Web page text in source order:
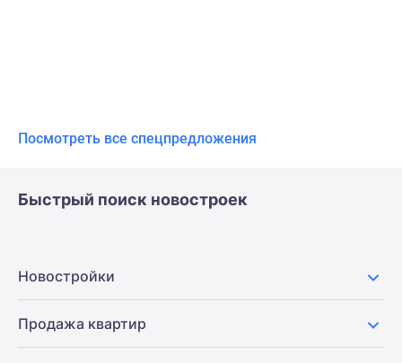
Посмотреть все спецпредложения
Быстрый поиск новостроек
Новостройки
Продажа квартир